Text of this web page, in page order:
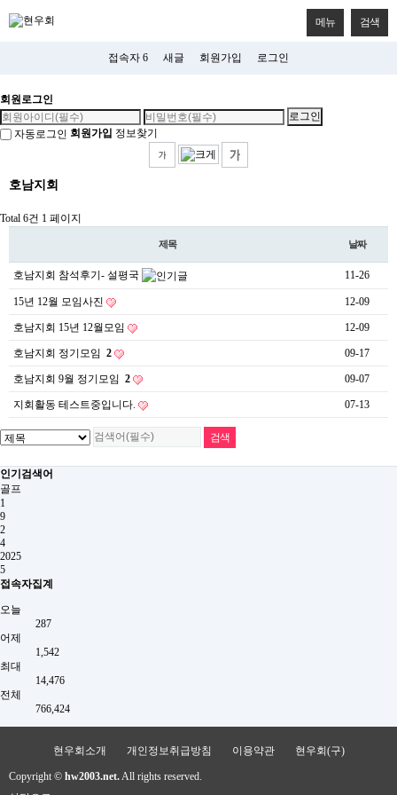
메뉴 검색
접속자 6 새글 회원가입 로그인
회원로그인
자동로그인 회원가입 정보찾기
호남지회
Total 6건 1 페이지
제목 날짜
호남지회 참석후기- 설평국 11-26
15년 12월 모임사진 12-09
호남지회 15년 12월모임 12-09
호남지회 정기모임 2 09-17
호남지회 9월 정기모임 2 09-07
지회활동 테스트중입니다. 07-13
인기검색어
골프
1
9
2
4
2025
5
접속자집계
오늘
287
어제
1,542
최대
14,476
전체
766,424
현우회소개 개인정보취급방침 이용약관 현우회(구)
Copyright © hw2003.net. All rights reserved.